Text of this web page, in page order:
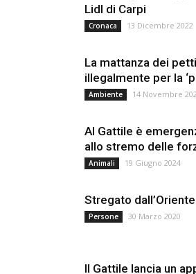
Lidl di Carpi
Cronaca 13 Dicembre 2022
La mattanza dei
illegalmente per la
Ambiente 14 Novembre
Al Gattile è
allo stremo delle
Animali 19 Giugno 2024
Stregato dall’Oriente
Persone 30 Marzo 2020
Il Gattile lancia un